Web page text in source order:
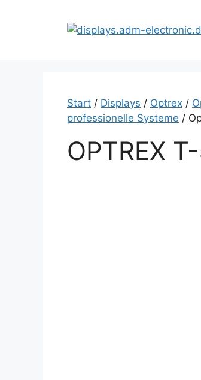
Start / Displays / Optrex /
professionelle Systeme /
OPTREX